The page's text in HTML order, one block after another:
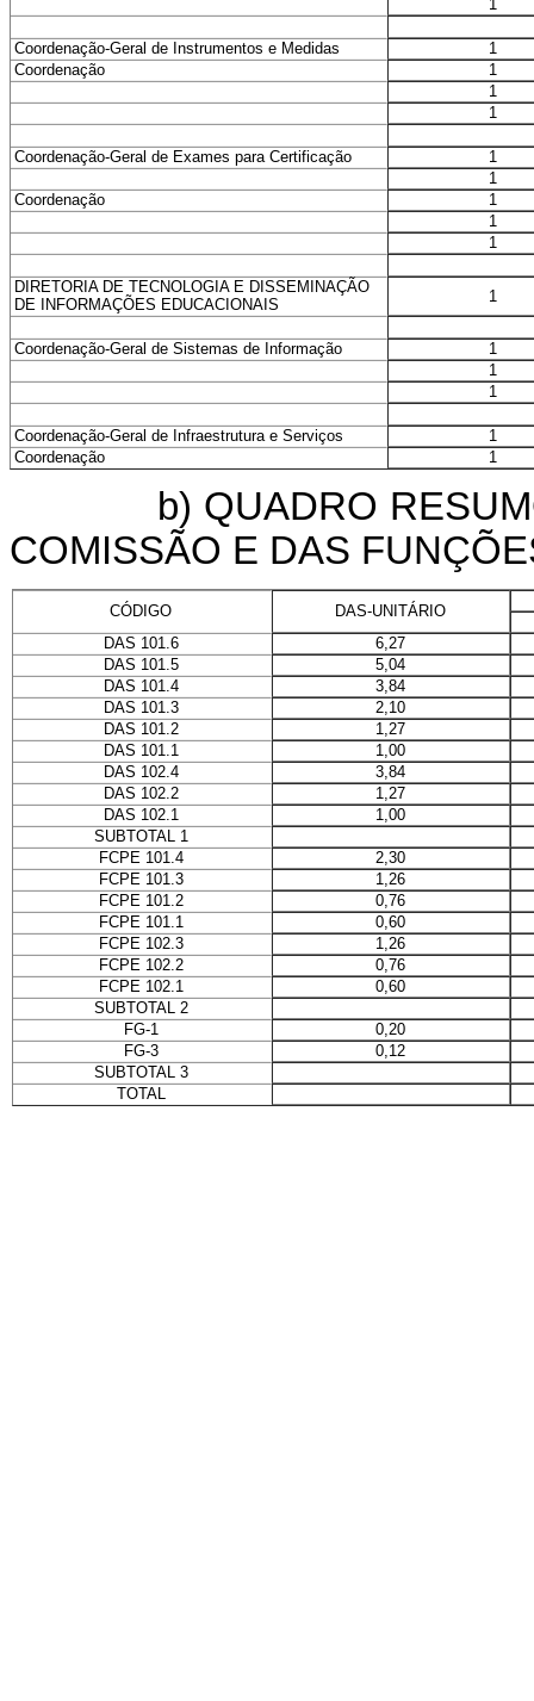
1
Coordenação-Geral de Instrumentos e Medidas
1
Coordenação
1
1
1
Coordenação-Geral de Exames para Certificação
1
1
Coordenação
1
1
1
DIRETORIA DE TECNOLOGIA E DISSEMINAÇÃO
DE INFORMAÇÕES EDUCACIONAIS
1
Coordenação-Geral de Sistemas de Informação
1
1
1
Coordenação-Geral de Infraestrutura e Serviços
1
Coordenação
1
b) QUADRO RESUMO
COMISSÃO E DAS
CÓDIGO
DAS-UNITÁRIO
DAS 101.6
6,27
DAS 101.5
5,04
DAS 101.4
3,84
DAS 101.3
2,10
DAS 101.2
1,27
DAS 101.1
1,00
DAS 102.4
3,84
DAS 102.2
1,27
DAS 102.1
1,00
SUBTOTAL 1
FCPE 101.4
2,30
FCPE 101.3
1,26
FCPE 101.2
0,76
FCPE 101.1
0,60
FCPE 102.3
1,26
FCPE 102.2
0,76
FCPE 102.1
0,60
SUBTOTAL 2
FG-1
0,20
FG-3
0,12
SUBTOTAL 3
TOTAL